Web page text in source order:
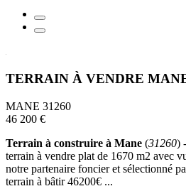
TERRAIN À VENDRE
MANE 31260
46 200 €
Terrain à construire à Mane (31260)
terrain à vendre plat de 1670 m2 avec
notre partenaire foncier et sélectionné
terrain à bâtir 46200€ ...